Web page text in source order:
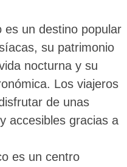
es un destino popular
su patrimonio
nocturna y su
Los viajeros
de unas
accesibles gracias a
es un centro